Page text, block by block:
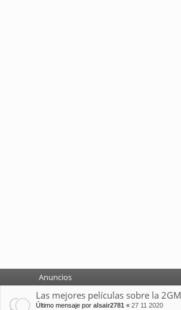
Anuncios
Las mejores películas sobre la 2GM
Último mensaje por alsair2781 « 27 11 2020